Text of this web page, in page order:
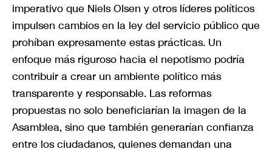
imperativo que Niels Olsen y otros líderes políticos
impulsen cambios en la ley del servicio público que
prohíban expresamente estas prácticas. Un
enfoque más riguroso hacia el nepotismo podría
contribuir a crear un ambiente político más
transparente y responsable. Las reformas
propuestas no solo beneficiarían la imagen de la
Asamblea, sino que también generarían confianza
entre los ciudadanos, quienes demandan una